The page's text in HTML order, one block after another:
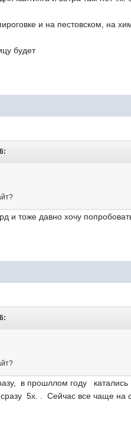
и на пестовском, на
будет
и тоже давно хочу
в прошллом году
5х. . Сейчас все чаще на